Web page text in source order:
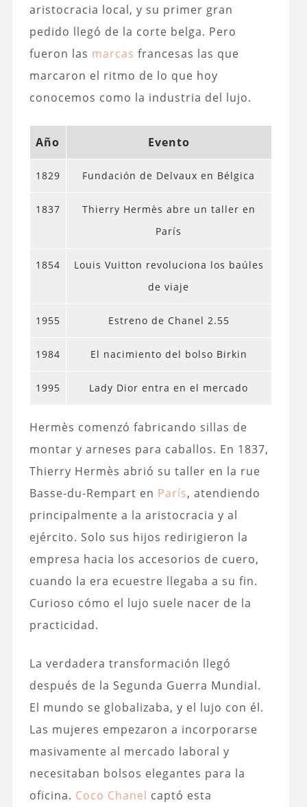
aristocracia local, y su primer gran
pedido llegó de la corte belga. Pero
fueron las marcas francesas las que
marcaron el ritmo de lo que hoy
conocemos como la industria del lujo.
Año Evento
1829 Fundación de Delvaux en Bélgica
1837
Thierry Hermès abre un taller en
París
1854
Louis Vuitton revoluciona los baúles
de viaje
1955 Estreno de Chanel 2.55
1984 El nacimiento del bolso Birkin
1995 Lady Dior entra en el mercado
Hermès comenzó fabricando sillas de
montar y arneses para caballos. En 1837,
Thierry Hermès abrió su taller en la rue
Basse-du-Rempart en París, atendiendo
principalmente a la aristocracia y al
ejército. Solo sus hijos redirigieron la
empresa hacia los accesorios de cuero,
cuando la era ecuestre llegaba a su fin.
Curioso cómo el lujo suele nacer de la
practicidad.
La verdadera transformación llegó
después de la Segunda Guerra Mundial.
El mundo se globalizaba, y el lujo con él.
Las mujeres empezaron a incorporarse
masivamente al mercado laboral y
necesitaban bolsos elegantes para la
oficina. Coco Chanel captó esta